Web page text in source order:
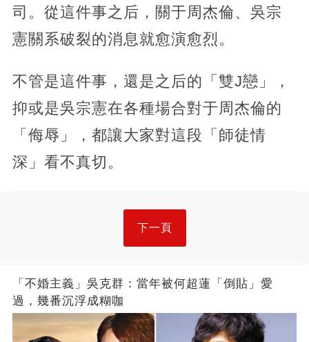
司。從這件事之后，關于周杰倫、吳宗
憲關系破裂的消息就愈演愈烈。
不管是這件事，還是之后的「雙J戀」，
抑或是吳宗憲在各種場合對于周杰倫的
「侮辱」，都讓大家對這段「師徒情
深」看不真切。
下一頁
「不婚主義」吳克群：當年被何超蓮「倒貼」愛
過，幾番沉浮成糊咖